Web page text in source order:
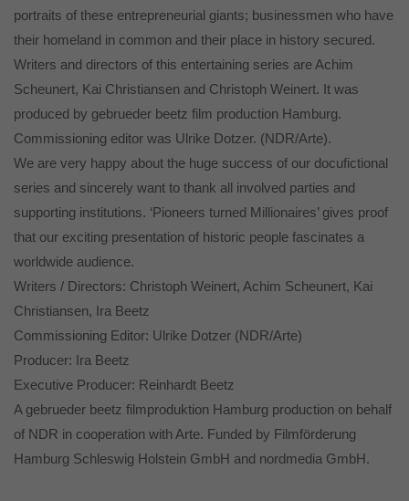
portraits of these entrepreneurial giants; businessmen who have
their homeland in common and their place in history secured.
Writers and directors of this entertaining series are Achim
Scheunert, Kai Christiansen and Christoph Weinert. It was
produced by gebrueder beetz film production Hamburg.
Commissioning editor was Ulrike Dotzer. (NDR/Arte).
We are very happy about the huge success of our docufictional
series and sincerely want to thank all involved parties and
supporting institutions. ‘Pioneers turned Millionaires’ gives proof
that our exciting presentation of historic people fascinates a
worldwide audience.
Writers / Directors: Christoph Weinert, Achim Scheunert, Kai
Christiansen, Ira Beetz
Commissioning Editor: Ulrike Dotzer (NDR/Arte)
Producer: Ira Beetz
Executive Producer: Reinhardt Beetz
A gebrueder beetz filmproduktion Hamburg production on behalf
of NDR in cooperation with Arte. Funded by Filmförderung
Hamburg Schleswig Holstein GmbH and nordmedia GmbH.
Wir verwenden Cookies und andere Technologien auf unserer
Website. Einige von ihnen sind essenziell, während andere uns
helfen, diese Website und Ihre Erfahrung zu verbessern.
Adressen), z. B. für personalisierte Anzeigen und Inhalte oder
Anzeigen- und Inhaltsmessung. Weitere Informationen über die
Verwendung Ihrer Daten finden Sie in unserer
Datenschutzerklärung
Hier finden Sie eine Übersicht über alle verwendeten Cookies. Sie
weitere Informationen anzeigen lassen und so nur bestimmte
Cookies auswählen.
Alle akzeptieren Speichern
Nur essenzielle Cookies akzeptieren
Zurück
Datenschutzeinstellungen
Essenziell (1)
die einwandfreie Funktion der Website erforderlich.
Cookie-Informationen anzeigen